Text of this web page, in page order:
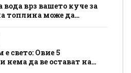
врз вашето куче за
топлина може да
свето: Овие 5
нема да ве остават на